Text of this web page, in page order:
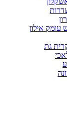
עומק אילון
גת